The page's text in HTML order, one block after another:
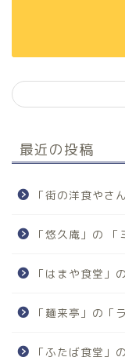
最近の投稿
「街の洋食やさ
「悠久庵」の 「
「はまや食堂」
「麺来亭」の「
「ふたば食堂」